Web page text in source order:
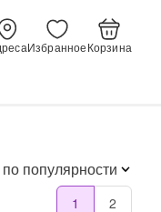
ИзбранноеКорзина
по популярности
1 2